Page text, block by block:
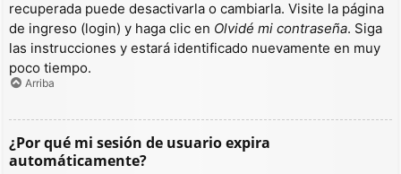
recuperada puede desactivarla o cambiarla. Visite la página
de ingreso (login) y haga clic en Olvidé mi contraseña. Siga
las instrucciones y estará identificado nuevamente en muy
poco tiempo.
Arriba
¿Por qué mi sesión de usuario expira
automáticamente?